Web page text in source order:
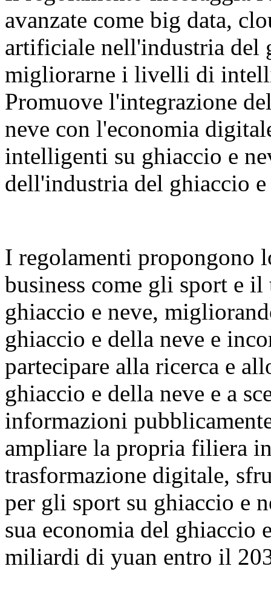
avanzate come big data,
artificiale nell'industria del
migliorarne i livelli di
Promuove l'integrazione
neve con l'economia
intelligenti su ghiaccio e
dell'industria del ghiaccio
I regolamenti
business come gli sport e
ghiaccio e neve,
ghiaccio e della neve e
partecipare alla ricerca e
ghiaccio e della neve e a
informazioni
ampliare la propria filiera
trasformazione digitale,
per gli sport su ghiaccio e
sua economia del ghiaccio
miliardi di yuan entro il